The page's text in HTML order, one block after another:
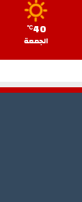
40
℃
الجمعة